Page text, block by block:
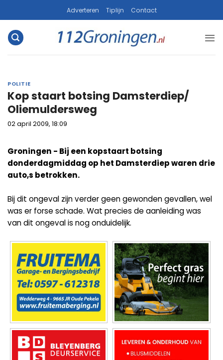
naar
inhoud
Adverteren Tiplijn Contact
POLITIE
Kop staart botsing Damsterdiep/
Oliemuldersweg
02 april 2009, 18:09
Groningen - Bij een kopstaart botsing
donderdagmiddag op het Damsterdiep waren drie
auto,s betrokken.
Bij dit ongeval zijn verder geen gewonden gevallen, wel
was er forse schade. Wat precies de aanleiding was
van dit ongeval is nog onduidelijk.